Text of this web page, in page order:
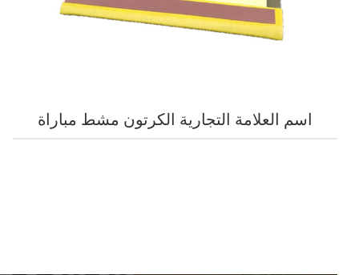
اسم العلامة التجارية الكرتون مشط مباراة